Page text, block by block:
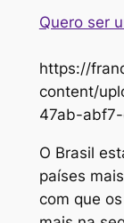
Quero ser
https://
content/
47ab-
O Brasil
países
com que